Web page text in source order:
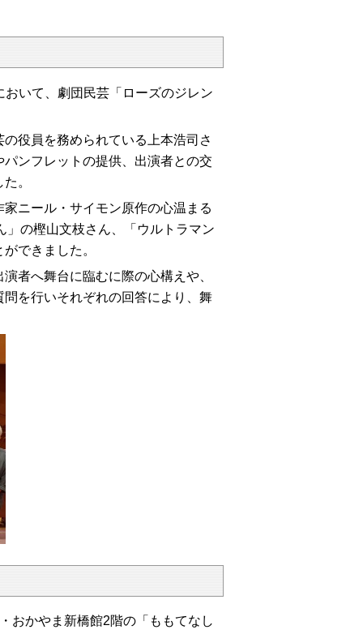
いて、劇団民芸「ローズのジレン
役員を務められている上本浩司さ
ンフレットの提供、出演者との交
。
ニール・サイモン原作の心温まる
の樫山文枝さん、「ウルトラマン
できました。
者へ舞台に臨むに際の心構えや、
を行いそれぞれの回答により、舞
かやま新橋館2階の「ももてなし